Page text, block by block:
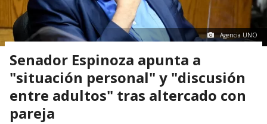
Agencia UNO
Senador Espinoza apunta a
"situación personal" y "discusión
entre adultos" tras altercado con
pareja